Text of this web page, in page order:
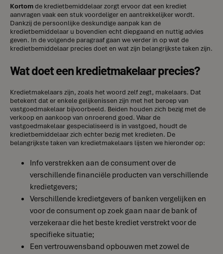
Kortomde kredietbemiddelaar zorgt ervoor dat een krediet
aanvragen vaak een stuk voordeliger en aantrekkelijker wordt.
Dankzij de persoonlijke deskundige aanpak kan de
kredietbemiddelaar u bovendien echt diepgaand en nuttig advies
geven. In de volgende paragraaf gaan we verder in op wat de
kredietbemiddelaar precies doet en wat zijn belangrijkste taken zijn.
Wat doet een kredietmakelaar precies?
Kredietmakelaars zijn, zoals het woord zelf zegt, makelaars. Dat
betekent dat er enkele gelijkenissen zijn met het beroep van
vastgoedmakelaar bijvoorbeeld. Beiden houden zich bezig met de
verkoop en aankoop van onroerend goed. Waar de
vastgoedmakelaar gespecialiseerd is in vastgoed, houdt de
kredietbemiddelaar zich echter bezig met kredieten. De
belangrijkste taken van kredietmakelaars lijsten we hieronder op:
Info verstrekken aan de consument over de
verschillende financiële producten van verschillende
kredietgevers;
Verschillende kredietgevers of banken vergelijken en
voor de consument op zoek gaan naar de bank of
verzekeraar die het beste krediet verstrekt voor de
specifieke situatie;
Een vertrouwensband opbouwen met zowel de